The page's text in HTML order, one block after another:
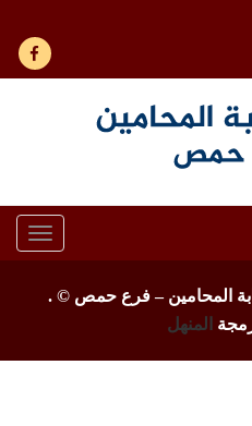
المحامين – فرع حمص ©.
المنهل